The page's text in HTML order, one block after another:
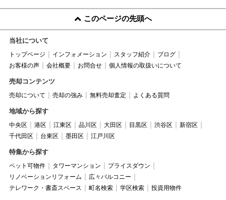
このページの先頭へ
当社について
トップページ インフォメーション スタッフ紹介
ブログ
お客様の声
会社概要 お問合せ 個人情報の取扱いについて
売却コンテンツ
売却について 売却の強み 無料売却査定 よくある質問
地域から探す
中央区 港区 江東区 品川区 大田区 目黒区 渋谷区
新宿区
千代田区
台東区 墨田区 江戸川区
特集から探す
ペット可物件 タワーマンション
プライスダウン
リノベーションリフォーム
広々バルコニー
テレワーク・書斎スペース
町名検索 学区検索 投資用物件